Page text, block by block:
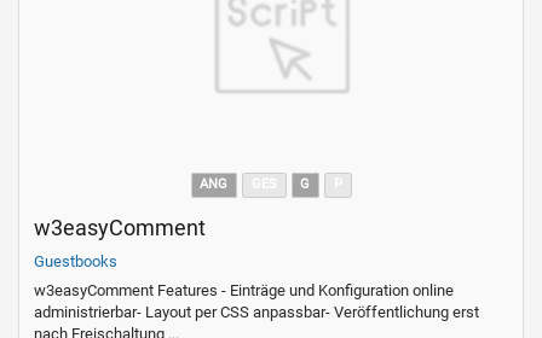
ANG G
w3easyComment
Guestbooks
w3easyComment Features - Einträge und Konfiguration online
administrierbar- Layout per CSS anpassbar- Veröffentlichung erst
nach Freischaltung ...